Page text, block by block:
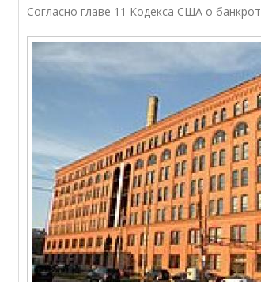
Согласно главе 11 Кодекса США о